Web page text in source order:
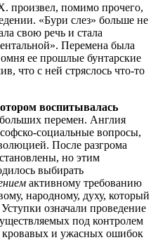
произвел, помимо прочего,
«Бури слез» больше не
свою речь и стала
Перемена была
ее прошлые бунтарские
что с ней стряслось что-то
воспитывалась
перемен. Англия
социальные вопросы,
После разгрома
но этим
выбирать
активному требованию
народному, духу, который
означали проведение
под контролем
кровавых и ужасных ошибок